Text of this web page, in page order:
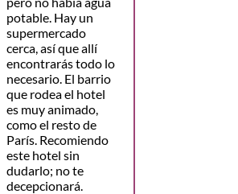
potable. Hay un
supermercado
cerca, así que allí
encontrarás todo lo
necesario. El barrio
que rodea el hotel
es muy animado,
como el resto de
París. Recomiendo
este hotel sin
dudarlo; no te
decepcionará.